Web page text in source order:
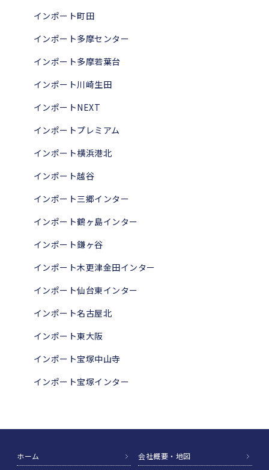
インポート町田
インポート多摩センター
インポート多摩若葉台
インポート川崎生田
インポートNEXT
インポートプレミアム
インポート横浜港北
インポート越谷
インポート三郷インター
インポート鶴ヶ島インター
インポート鎌ヶ谷
インポート木更津金田インター
インポート仙台東インター
インポート名古屋北
インポート東大阪
インポート宝塚中山寺
インポート宝塚インター
ホーム
会社概要・地図